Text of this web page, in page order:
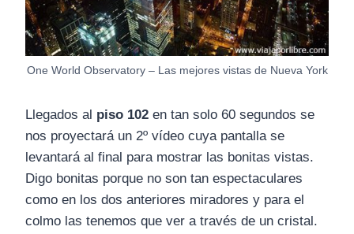
One World Observatory – Las mejores vistas de Nueva York
Llegados al piso 102 en tan solo 60 segundos se
nos proyectará un 2º vídeo cuya pantalla se
levantará al final para mostrar las bonitas vistas.
Digo bonitas porque no son tan espectaculares
como en los dos anteriores miradores y para el
colmo las tenemos que ver a través de un cristal.